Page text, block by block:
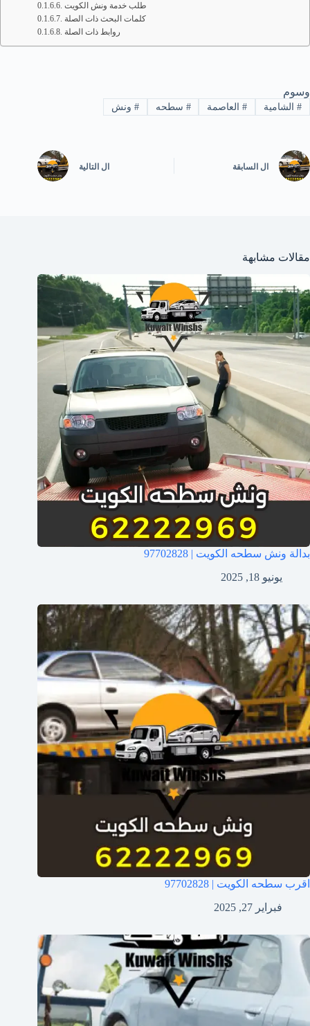
طلب خدمة ونش الكويت
كلمات البحث ذات الصلة
روابط ذات الصلة
وسوم
#الشامية #العاصمة # سطحه # ونش
ال السابقة ال التالية
مقالات مشابهة
بدالة ونش سطحه الكويت | 97702828
يونيو 18, 2025
اقرب سطحه الكويت | 97702828
فبراير 27, 2025